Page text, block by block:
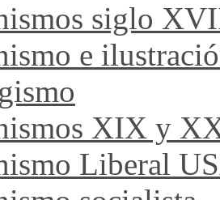
siglo
e
XIX y
Liberal